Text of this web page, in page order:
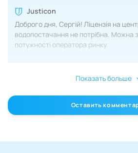
Justicon
Доброго дня, Сергій! Ліцензія на
водопостачання не потрібна. Можна
потужності оператора ринку.
Показать больше
Оставить